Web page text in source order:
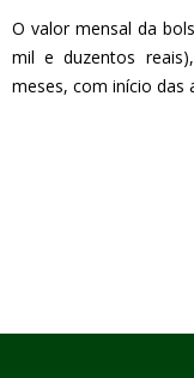
O valor mensal da
mil e duzentos
meses, com início das